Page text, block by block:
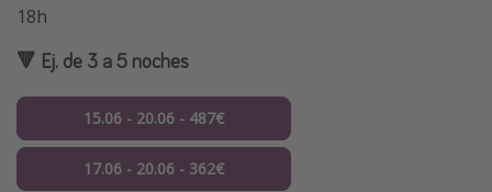
18h
🔻 Ej. de 3 a 5 noches
15.06 - 20.06 - 487€
17.06 - 20.06 - 362€